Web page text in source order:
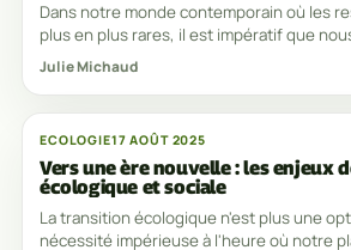
Dans notre monde contemporain où les
plus en plus rares, il est impératif que
sérieux la question du gaspillage
Julie Michaud
ECOLOGIE17 AOÛT 2025
Vers une ère nouvelle : les enjeux
écologique et sociale
La transition écologique n'est plus une
nécessité impérieuse à l'heure où notre